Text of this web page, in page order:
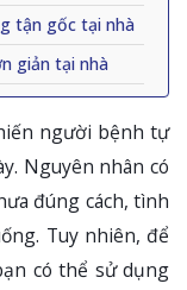
tận gốc tại nhà
giản tại nhà
người bệnh tự
Nguyên nhân có
đúng cách, tình
Tuy nhiên, để
có thể sử dụng